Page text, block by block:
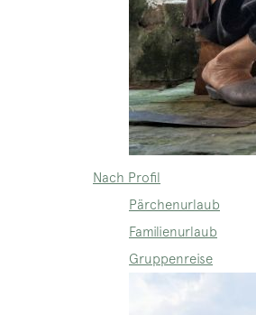
Nach Profil
Pärchenurlaub
Familienurlaub
Gruppenreise